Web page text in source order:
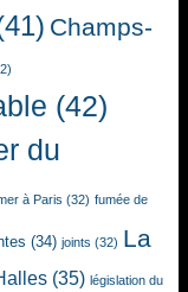
Champs-
(42)
du
à Paris (32) fumée de
(34) joints (32) La
(35) législation du